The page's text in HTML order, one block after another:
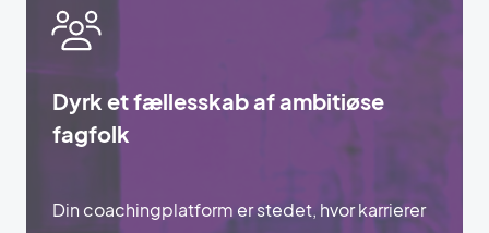
Dyrk et fællesskab af ambitiøse
fagfolk
Din coachingplatform er stedet, hvor karrierer